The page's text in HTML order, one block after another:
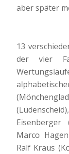
aber später
13
der vier
Eisenberger
Marco
Ralf Kraus